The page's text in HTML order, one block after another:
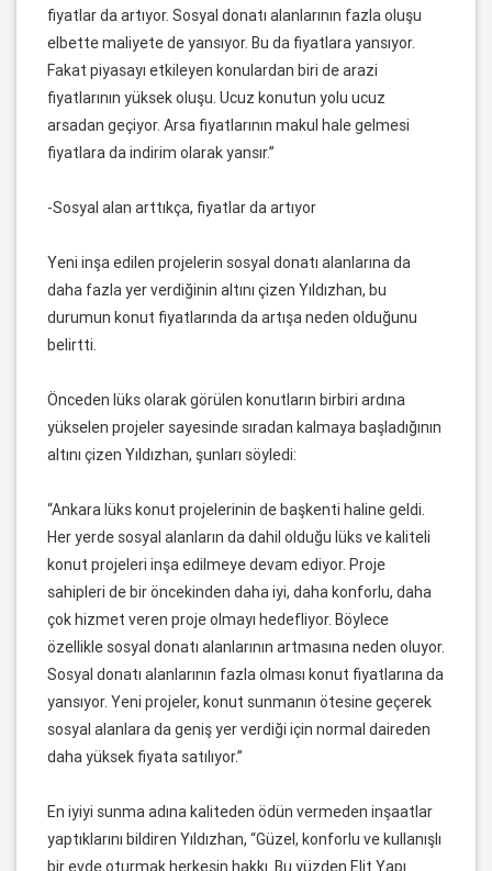
fiyatlar da artıyor. Sosyal donatı alanlarının fazla oluşu
elbette maliyete de yansıyor. Bu da fiyatlara yansıyor.
Fakat piyasayı etkileyen konulardan biri de arazi
fiyatlarının yüksek oluşu. Ucuz konutun yolu ucuz
arsadan geçiyor. Arsa fiyatlarının makul hale gelmesi
fiyatlara da indirim olarak yansır.”
-Sosyal alan arttıkça, fiyatlar da artıyor
Yeni inşa edilen projelerin sosyal donatı alanlarına da
daha fazla yer verdiğinin altını çizen Yıldızhan, bu
durumun konut fiyatlarında da artışa neden olduğunu
belirtti.
Önceden lüks olarak görülen konutların birbiri ardına
yükselen projeler sayesinde sıradan kalmaya başladığının
altını çizen Yıldızhan, şunları söyledi:
“Ankara lüks konut projelerinin de başkenti haline geldi.
Her yerde sosyal alanların da dahil olduğu lüks ve kaliteli
konut projeleri inşa edilmeye devam ediyor. Proje
sahipleri de bir öncekinden daha iyi, daha konforlu, daha
çok hizmet veren proje olmayı hedefliyor. Böylece
özellikle sosyal donatı alanlarının artmasına neden oluyor.
Sosyal donatı alanlarının fazla olması konut fiyatlarına da
yansıyor. Yeni projeler, konut sunmanın ötesine geçerek
sosyal alanlara da geniş yer verdiği için normal daireden
daha yüksek fiyata satılıyor.”
En iyiyi sunma adına kaliteden ödün vermeden inşaatlar
yaptıklarını bildiren Yıldızhan, “Güzel, konforlu ve kullanışlı
bir evde oturmak herkesin hakkı. Bu yüzden Elit Yapı